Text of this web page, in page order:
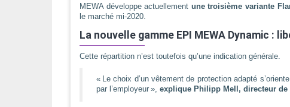
MEWA développe actuellement une troisième variante
le marché mi-2020.
La nouvelle gamme EPI MEWA Dynamic :
Cette répartition n’est toutefois qu’une indication générale.
« Le choix d’un vêtement de protection adapté
par l’employeur », explique Philipp Mell, directeur de